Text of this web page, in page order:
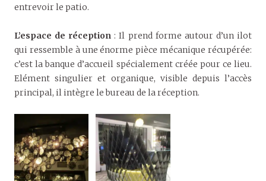
entrevoir le patio.
L’espace de réception : Il prend forme autour d’un ilot
qui ressemble à une énorme pièce mécanique récupérée:
c’est la banque d’accueil spécialement créée pour ce lieu.
Elément singulier et organique, visible depuis l’accès
principal, il intègre le bureau de la réception.